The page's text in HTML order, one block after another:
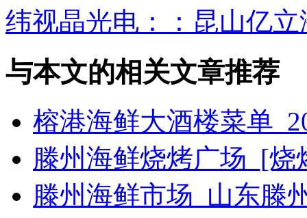
纬视晶光电：：昆山亿立
与本文的相关文章推荐
榕港海鲜大酒楼菜单
滕州海鲜烧烤广场_[
滕州海鲜市场_山东滕